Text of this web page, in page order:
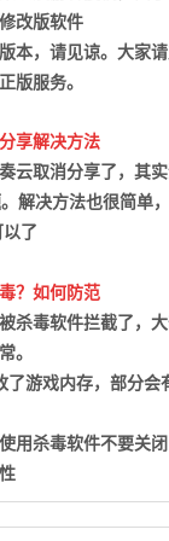
改版软件
本，请见谅。大家
版服务。
享解决方法
云取消分享了，其
解决方法也很简单
了
？如何防范
杀毒软件拦截了，
。
了游戏内存，部分会
用杀毒软件不要关